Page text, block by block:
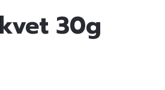
30g